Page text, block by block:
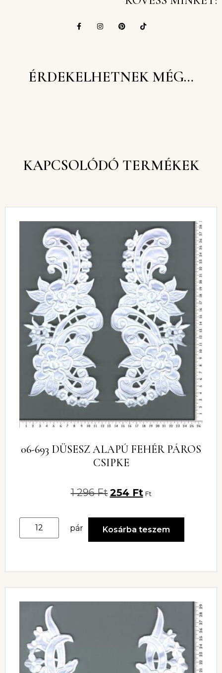
ÉRDEKELHETNEK MÉG…
KAPCSOLÓDÓ TERMÉKEK
06-693 DÜSESZ ALAPÚ FEHÉR PÁROS
CSIPKE
1 296Ft254 Ft Ft
pár Kosárba teszem